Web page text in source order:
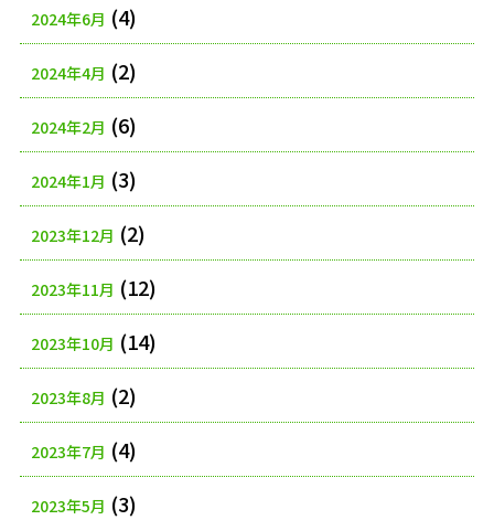
2024年6月 (4)
2024年4月 (2)
2024年2月 (6)
2024年1月 (3)
2023年12月 (2)
2023年11月 (12)
2023年10月 (14)
2023年8月 (2)
2023年7月 (4)
2023年5月 (3)